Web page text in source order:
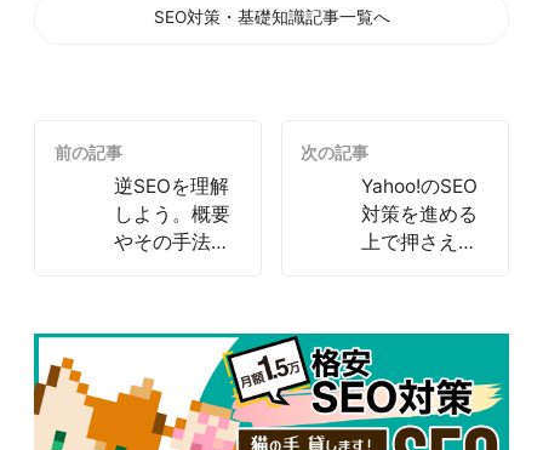
SEO対策・基礎知識記事一覧へ
前の記事
逆SEOを理解
しよう。概要
やその手法に
次の記事
Yahoo!のSEO
対策を進める
上で押さえて